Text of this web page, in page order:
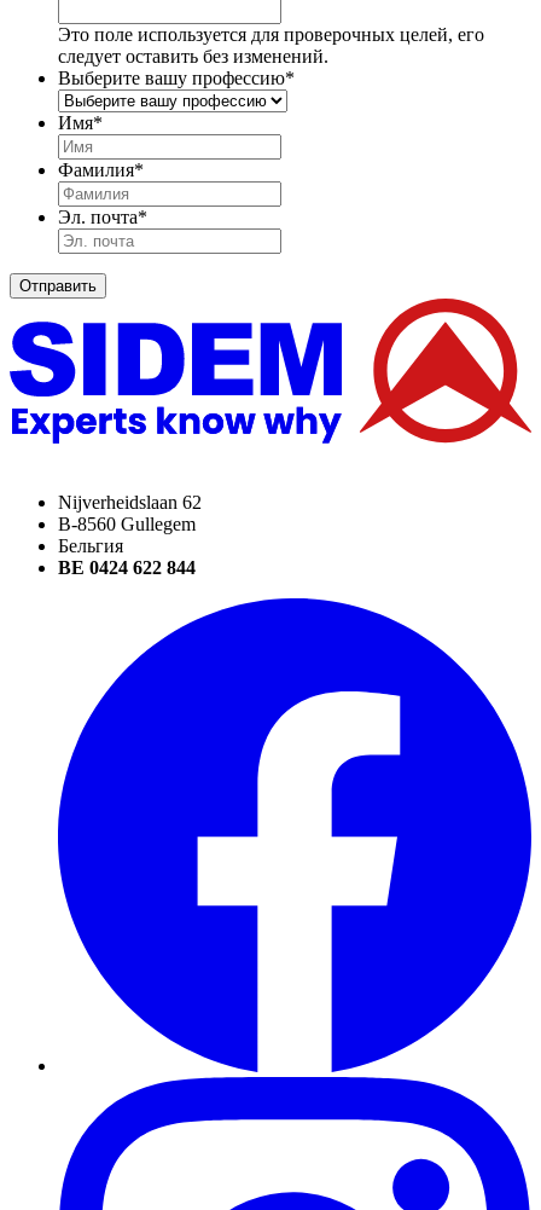
Это поле используется для проверочных целей, его
следует оставить без изменений.
Выберите вашу профессию*
Имя*
Фамилия*
Эл. почта*
Отправить
Nijverheidslaan 62
B-8560 Gullegem
Бельгия
BE 0424 622 844